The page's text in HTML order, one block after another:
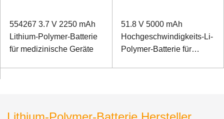
554267 3.7 V 2250 mAh
Lithium-Polymer-Batterie
für medizinische Geräte
51.8 V 5000 mAh
Hochgeschwindigkeits-Li-
Polymer-Batterie für